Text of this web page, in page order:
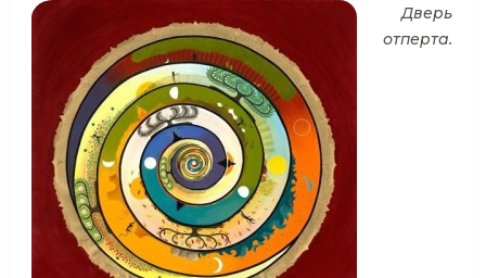
Дверь
отперта.